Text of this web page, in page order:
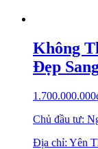
Không
Đẹp
1.700.000.000
Chủ đầu tư:
Địa chỉ: Yên